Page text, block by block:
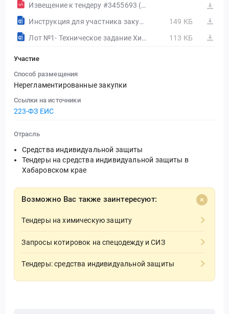
Извещение к тендеру #3455693 (Печатная форма)
Инструкция для участника закупки АО Хорское
149 КБ
Лот №1- Техническое задание Хим. средства 2016
113 КБ
Участие
Способ размещения
Нерегламентированные закупки
Ссылки на источники
223-ФЗ ЕИС
Отрасль
Средства индивидуальной защиты
Тендеры на средства индивидуальной защиты в
Хабаровском крае
Возможно Вас также заинтересуют:
Тендеры на химическую защиту
Запросы котировок на спецодежду и СИЗ
Тендеры: средства индивидуальной защиты